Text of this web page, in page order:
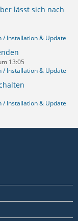
lässt sich nach
/ Installation & Update
13:05
/ Installation & Update
/ Installation & Update